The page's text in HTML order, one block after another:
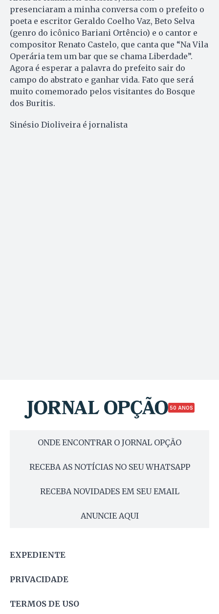
presenciaram a minha conversa com o prefeito o
poeta e escritor Geraldo Coelho Vaz, Beto Selva
(genro do icônico Bariani Ortêncio) e o cantor e
compositor Renato Castelo, que canta que “Na Vila
Operária tem um bar que se chama Liberdade”.
Agora é esperar a palavra do prefeito sair do
campo do abstrato e ganhar vida. Fato que será
muito comemorado pelos visitantes do Bosque
dos Buritis.
Sinésio Dioliveira é jornalista
50 ANOS
ONDE ENCONTRAR O JORNAL OPÇÃO
RECEBA AS NOTÍCIAS NO SEU WHATSAPP
RECEBA NOVIDADES EM SEU EMAIL
ANUNCIE AQUI
EXPEDIENTE
PRIVACIDADE
TERMOS DE USO